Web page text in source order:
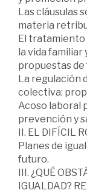
Las cláusulas
materia
El tratamiento
la vida familiar
propuestas de
La regulación
colectiva:
Acoso laboral
prevención y
II. EL DIFÍCIL
Planes de
futuro.
III. ¿QUÉ
IGUALDAD?